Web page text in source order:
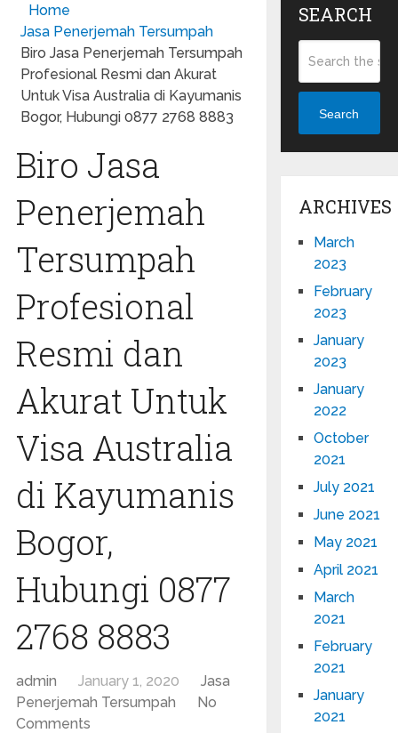
Home
Jasa Penerjemah Tersumpah
Biro Jasa Penerjemah Tersumpah
Profesional Resmi dan Akurat
Untuk Visa Australia di Kayumanis
Bogor, Hubungi 0877 2768 8883
Biro Jasa
Penerjemah
Tersumpah
Profesional
Resmi dan
Akurat Untuk
Visa Australia
di Kayumanis
Bogor,
Hubungi 0877
2768 8883
admin January 1, 2020
Jasa
Penerjemah Tersumpah
No
Comments
SEARCH
Search
ARCHIVES
March
2023
February
2023
January
2023
January
2022
October
2021
July 2021
June 2021
May 2021
April 2021
March
2021
February
2021
January
2021